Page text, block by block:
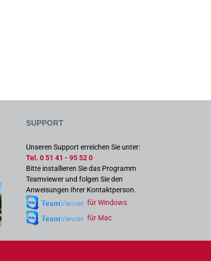
Support
Unseren Support erreichen Sie unter:
Tel. 0 51 41 - 95 52 0
Bitte installieren Sie das Programm
Teamviewer und folgen Sie den
Anweisungen Ihrer Kontaktperson.
für Windows
für Mac